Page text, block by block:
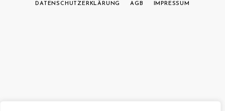
DATENSCHUTZERKLÄRUNG AGB IMPRESSUM